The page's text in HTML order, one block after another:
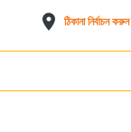
ঠিকানা নির্বাচন করুন